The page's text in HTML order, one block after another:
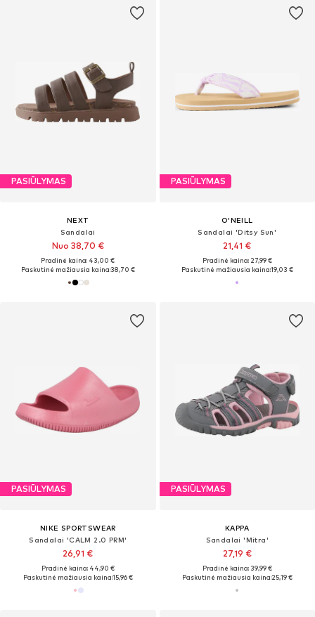
PASIŪLYMAS
NEXT
Sandalai
Nuo 38,70 €
Pradinė kaina: 43,00 €
Paskutinė mažiausia kaina:38,70 €
PASIŪLYMAS
O'NEILL
Sandalai 'Ditsy Sun'
21,41 €
Pradinė kaina: 27,99 €
Paskutinė mažiausia kaina:19,03 €
PASIŪLYMAS
NIKE SPORTSWEAR
Sandalai 'CALM 2.0 PRM'
26,91 €
Pradinė kaina: 44,90 €
Paskutinė mažiausia kaina:15,96 €
PASIŪLYMAS
KAPPA
Sandalai 'Mitra'
27,19 €
Pradinė kaina: 39,99 €
Paskutinė mažiausia kaina:25,19 €